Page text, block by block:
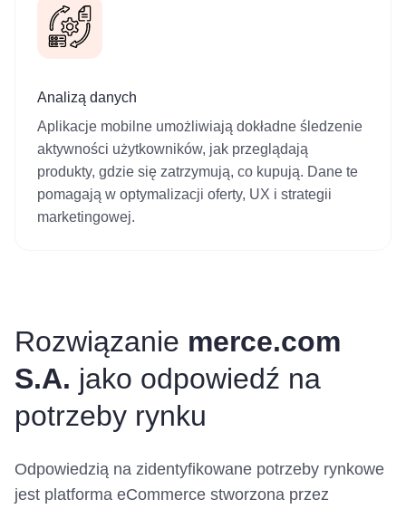
Analizą danych
Aplikacje mobilne umożliwiają dokładne śledzenie
aktywności użytkowników, jak przeglądają
produkty, gdzie się zatrzymują, co kupują. Dane te
pomagają w optymalizacji oferty, UX i strategii
marketingowej.
Rozwiązanie merce.com
S.A. jako odpowiedź na
potrzeby rynku
Odpowiedzią na zidentyfikowane potrzeby rynkowe
jest platforma eCommerce stworzona przez